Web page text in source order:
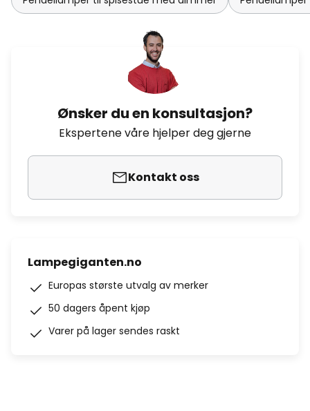
Ønsker du en konsultasjon?
Ekspertene våre hjelper deg gjerne
Kontakt oss
Lampegiganten.no
Europas største utvalg av merker
50 dagers åpent kjøp
Varer på lager sendes raskt